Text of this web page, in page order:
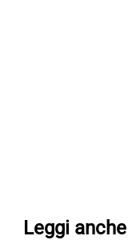
Leggi anche